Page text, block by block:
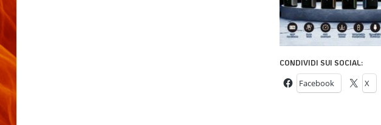
CONDIVIDI SUI SOCIAL:
Facebook X